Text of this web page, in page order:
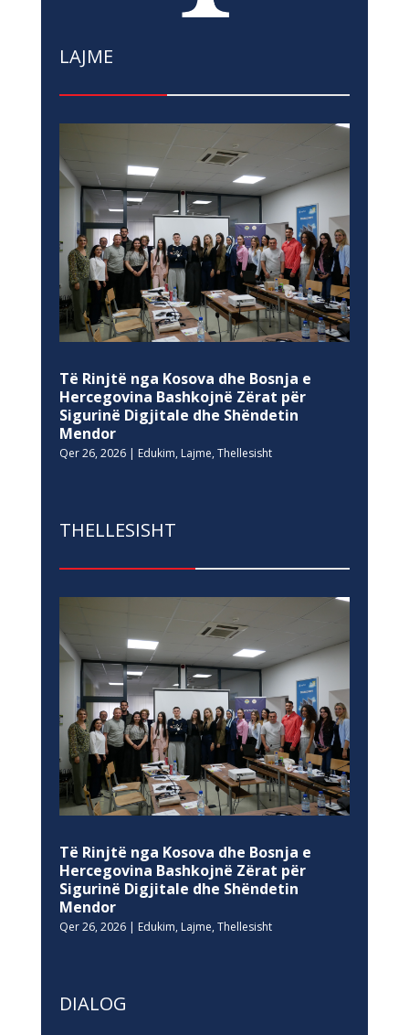
LAJME
Të Rinjtë nga Kosova dhe Bosnja e
Hercegovina Bashkojnë Zërat për
Sigurinë Digjitale dhe Shëndetin
Mendor
Qer 26, 2026| Edukim, Lajme, Thellesisht
THELLESISHT
Të Rinjtë nga Kosova dhe Bosnja e
Hercegovina Bashkojnë Zërat për
Sigurinë Digjitale dhe Shëndetin
Mendor
Qer 26, 2026| Edukim, Lajme, Thellesisht
DIALOG